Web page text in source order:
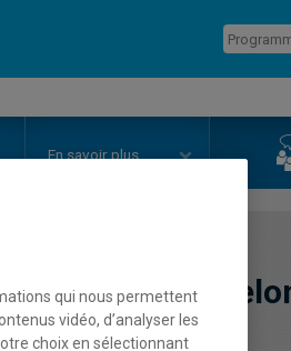
En savoir plus
à la mort
qui nous permettent
vidéo, d’analyser les
choix en sélectionnant